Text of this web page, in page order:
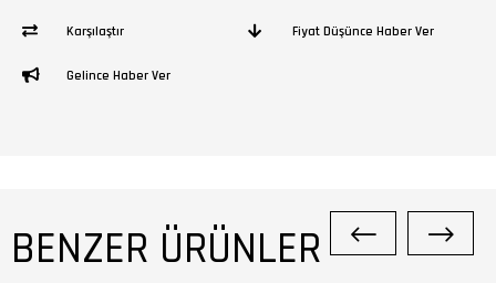
Karşılaştır Fiyat Düşünce Haber Ver
Gelince Haber Ver
BENZER ÜRÜNLER